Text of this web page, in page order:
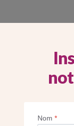
TRAVAUX À
DE-
Nom*